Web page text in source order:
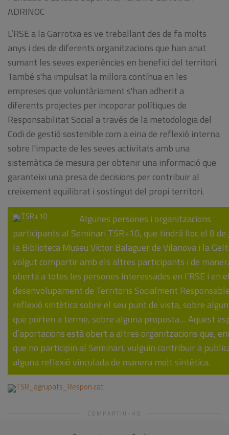
ADRINOC
L’RSE a la Garrotxa es ve treballant des de fa molts
anys i des de diferents organitzacions que han anat
sumant les seves experiències en benefici del territori.
També s'ha impulsat la millora contínua en les
empreses que voluntàriament s'han adherit a
diferents projectes per incoporar polítiques de
Responsabilitat Social a través de la metodologia del
Codi de gestió sostenible com a eina de reflexió interna
sobre l'impacte de les seves activitats amb una
sistemàtica de mesura per obtenir una informació que
garanteixi una presa de decisions per contribuir al
creixement equilibrat i sostingut del propi territori.
Algunes persones i organitzacions
participants al Seminari TSR+10, que tindrà lloc el 8 de
la Biblioteca Museu Víctor Balaguer de Vilanova i la
volgut compartir amb els altres participants i de
oberta a totes les persones interessades en l’RSE i en
desenvolupament de Territoris Socialment
reflexió sintètica sobre el seu punt de vista, sobre
que porten a terme, sobre alguna proposta… Aquest
d’aportacions està obert a altres organitzacions que,
que no participin al Seminari, vulguin contribuir a
alguna reflexió vinculada de manera molt sintètica.
COMPARTIU-HO